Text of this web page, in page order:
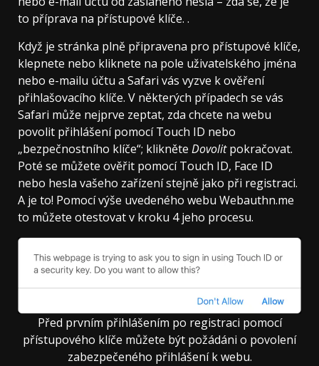
to příprava na přístupové klíče. .
Když je stránka plně připravena pro přístupové klíče,
klepnete nebo kliknete na pole uživatelského jména
nebo e-mailu účtu a Safari vás vyzve k ověření
přihlašovacího klíče. V některých případech se vás
Safari může nejprve zeptat, zda chcete na webu
povolit přihlášení pomocí Touch ID nebo
„bezpečnostního klíče“; klikněte Dovolitpokračovat.
Poté se můžete ověřit pomocí Touch ID, Face ID
nebo hesla vašeho zařízení stejně jako při registraci.
A je to! Pomocí výše uvedeného webu Webauthn.me
to můžete otestovat v kroku 4 jeho procesu.
Před prvním přihlášením po registraci pomocí
přístupového klíče můžete být požádáni o povolení
zabezpečeného přihlášení k webu.